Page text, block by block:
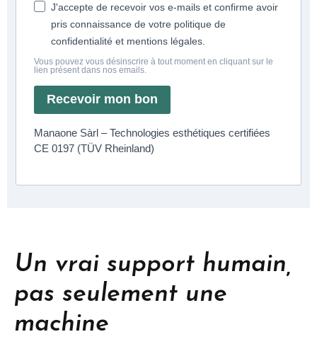
J'accepte de recevoir vos e-mails et confirme avoir
pris connaissance de votre politique de
confidentialité et mentions légales.
Vous pouvez vous désinscrire à tout moment en cliquant sur le
lien présent dans nos emails.
Recevoir mon bon
Manaone Sàrl – Technologies esthétiques certifiées
CE 0197 (TÜV Rheinland)
Un vrai support humain,
pas seulement une
machine